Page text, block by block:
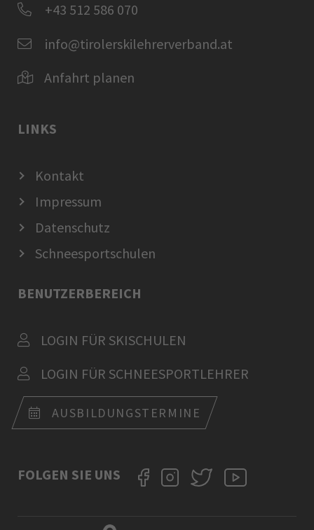
+43 512 586 070
info@tirolerskilehrerverband.at
Anfahrt planen
LINKS
Kontakt
Impressum
Datenschutz
Schneesportschulen
BENUTZERBEREICH
LOGIN FÜR SKISCHULEN
LOGIN FÜR SCHNEESPORTLEHRER
AUSBILDUNGSTERMINE
FOLGEN SIE UNS